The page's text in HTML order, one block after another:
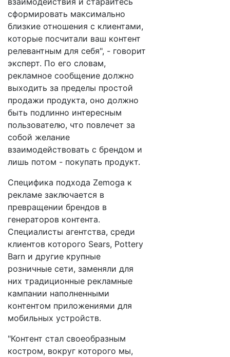
сформировать максимально
близкие отношения с клиентами,
которые посчитали ваш контент
релевантным для себя", - говорит
эксперт. По его словам,
рекламное сообщение должно
выходить за пределы простой
продажи продукта, оно должно
быть подлинно интересным
пользователю, что повлечет за
собой желание
взаимодействовать с брендом и
лишь потом - покупать продукт.
Специфика подхода Zemoga к
рекламе заключается в
превращении брендов в
генераторов контента.
Специалисты агентства, среди
клиентов которого Sears, Pottery
Barn и другие крупные
розничные сети, заменяли для
них традиционные рекламные
кампании наполненными
контентом приложениями для
мобильных устройств.
"Контент стал своеобразным
костром, вокруг которого мы,